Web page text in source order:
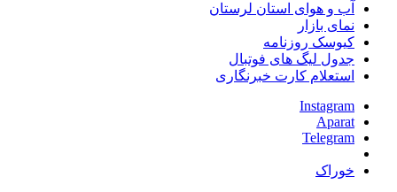
آب و هوای استان لرستان
نمای بازار
کیوسک روزنامه
جدول لیگ های فوتبال
استعلام کارت خبرنگاری
Instagram
Aparat
Telegram
خوراک